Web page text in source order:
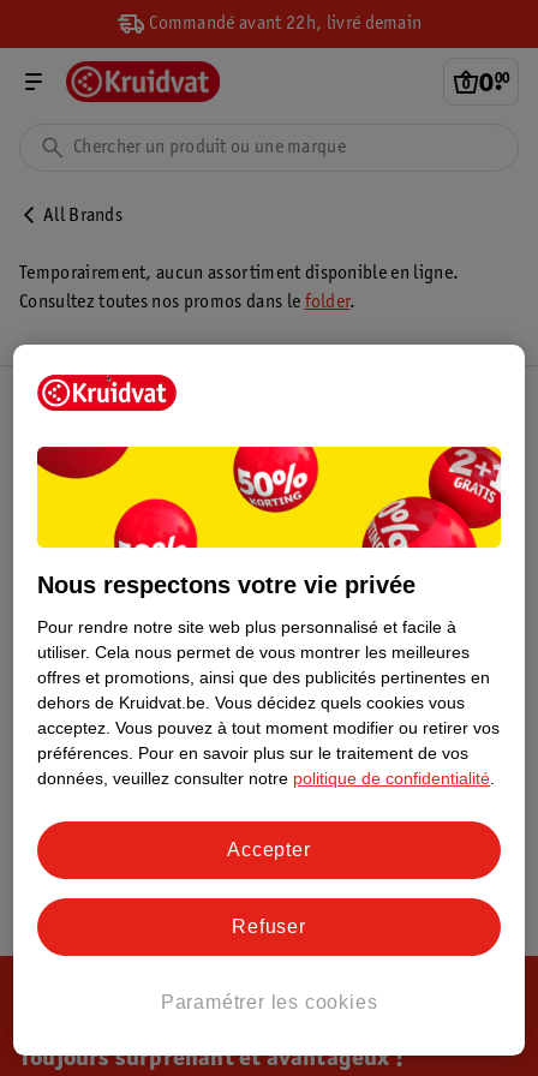
Commandé avant 22h, livré demain
0.
00
All Brands
Temporairement, aucun assortiment disponible en ligne.
Consultez toutes nos promos dans le folder.
Toujours surprenant et avantageux !
Nous respectons votre vie privée
Pour rendre notre site web plus personnalisé et facile à
utiliser. Cela nous permet de vous montrer les meilleures
offres et promotions, ainsi que des publicités pertinentes en
dehors de Kruidvat.be. Vous décidez quels cookies vous
acceptez. Vous pouvez à tout moment modifier ou retirer vos
préférences. Pour en savoir plus sur le traitement de vos
données, veuillez consulter notre politique de confidentialité
Paramétrer les cookies
Refuser
Accepter